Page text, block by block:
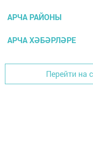
АРЧА РАЙОНЫ
АРЧА ХӘБӘРЛӘРЕ
Перейти на